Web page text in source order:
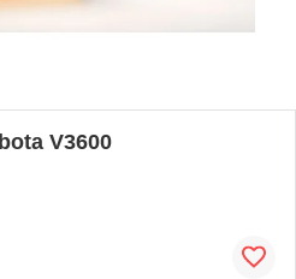
V3600